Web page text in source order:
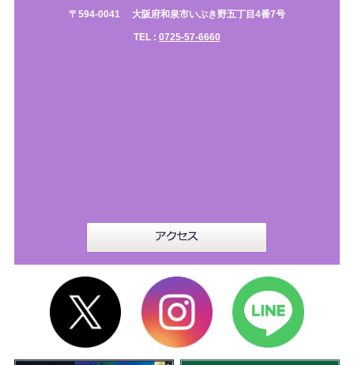
〒594-0041 大阪府和泉市いぶき野五丁目4番7号
TEL : 0725-57-6660